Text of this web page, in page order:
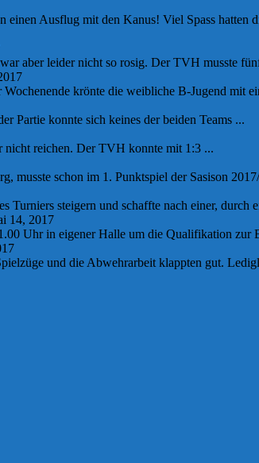
Ausflug mit den Kanus! Viel Spass hatten
aber leider nicht so rosig. Der TVH musste
krönte die weibliche B-Jugend mit
Partie konnte sich keines der beiden Teams ...
reichen. Der TVH konnte mit 1:3 ...
schon im 1. Punktspiel der Sasison
steigern und schaffte nach einer, durch
14, 2017
Uhr in eigener Halle um die Qualifikation zur
und die Abwehrarbeit klappten gut.